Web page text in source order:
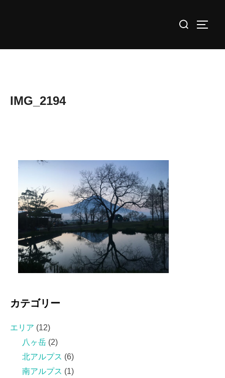
ン
索
IMG_2194
カテゴリー
エリア (12)
八ヶ岳 (2)
北アルプス (6)
南アルプス (1)